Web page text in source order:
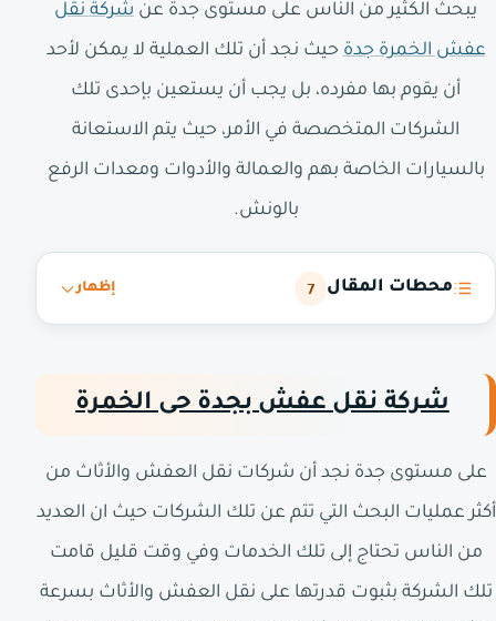
يبحث الكثير من الناس على مستوى جدة عن شركة نقل
عفش الخمرة جدةحيث نجد أن تلك العملية لا يمكن لأحد
أن يقوم بها مفرده، بل يجب أن يستعين بإحدى تلك
الشركات المتخصصة في الأمر، حيث يتم الاستعانة
بالسيارات الخاصة بهم والعمالة والأدوات ومعدات الرفع
بالونش.
محطات المقال 7 إظهار
شركة نقل عفش بجدة حى الخمرة
على مستوى جدة نجد أن شركات نقل العفش والأثاث من
أكثر عمليات البحث التي تتم عن تلك الشركات حيث ان العديد
من الناس تحتاج إلى تلك الخدمات وفي وقت قليل قامت
تلك الشركة بثبوت قدرتها على نقل العفش والأثاث بسرعة